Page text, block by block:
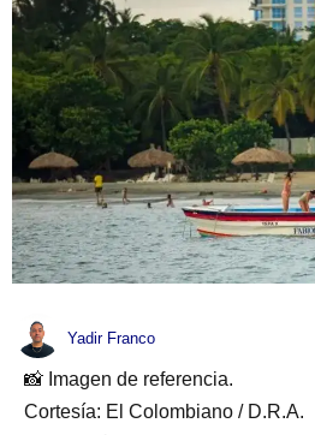
Yadir Franco
📸 Imagen de referencia.
Cortesía: El Colombiano / D.R.A.